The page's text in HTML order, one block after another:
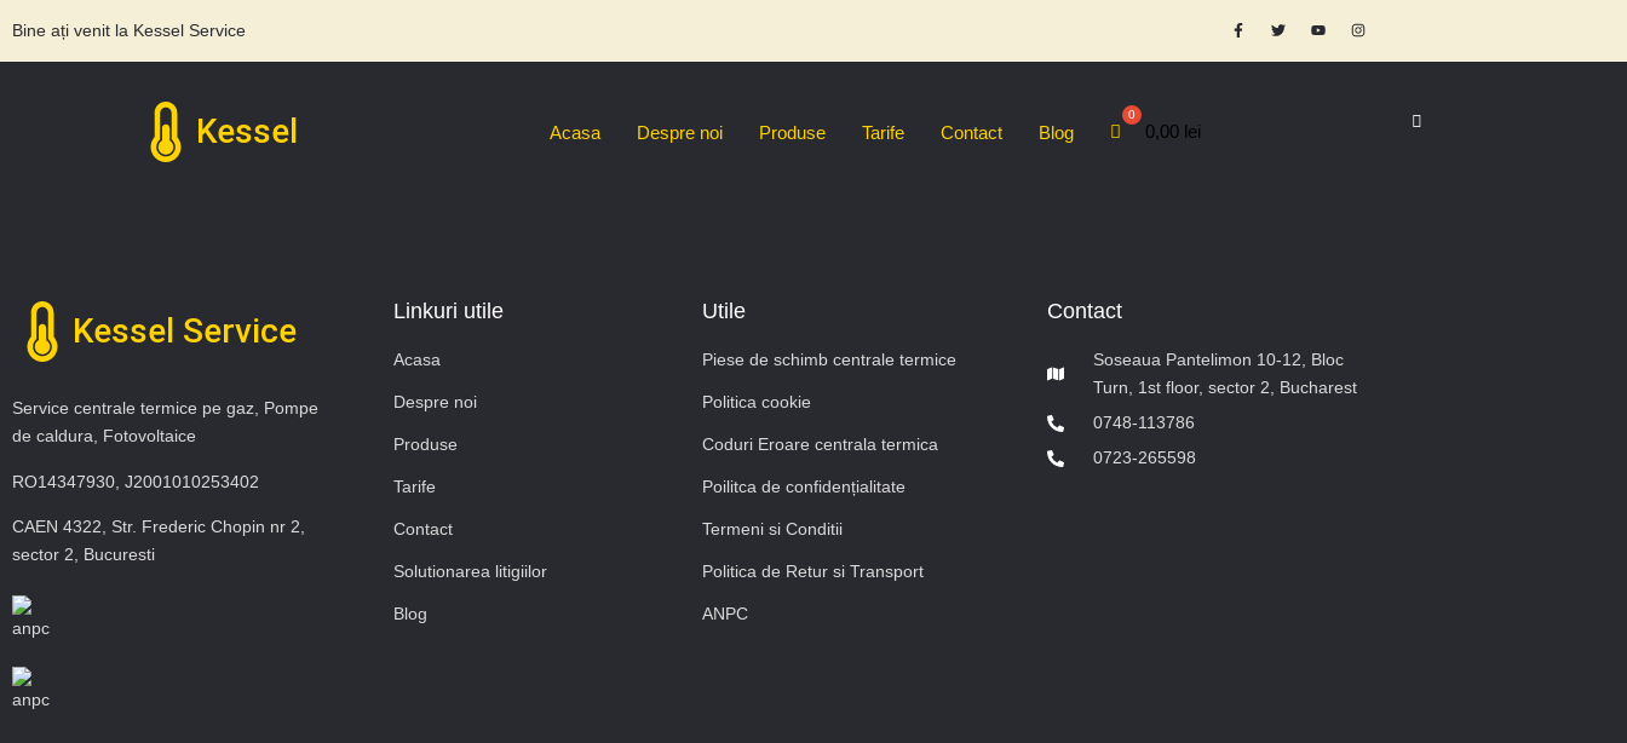
Bine ați venit la Kessel Service
Kessel Acasa Despre noi Produse Tarife Contact Blog 0,00 lei
Kessel Service
Service centrale termice pe gaz, Pompe
de caldura, Fotovoltaice
RO14347930, J2001010253402
CAEN 4322, Str. Frederic Chopin nr 2,
sector 2, Bucuresti
Linkuri utile
Acasa
Despre noi
Produse
Tarife
Contact
Solutionarea litigiilor
Blog
Utile
Piese de schimb centrale termice
Politica cookie
Coduri Eroare centrala termica
Poilitca de confidențialitate
Termeni si Conditii
Politica de Retur si Transport
ANPC
Contact
Soseaua Pantelimon 10-12, Bloc
Turn, 1st floor, sector 2, Bucharest
0748-113786
0723-265598